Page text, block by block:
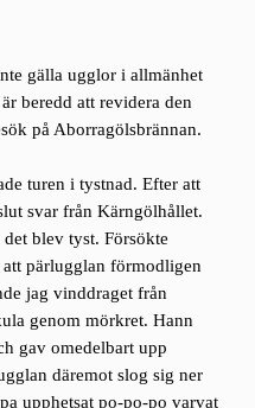
gälla ugglor i allmänhet
beredd att revidera den
på Aborragölsbrännan.
turen i tystnad. Efter att
svar från Kärngölhållet.
blev tyst. Försökte
pärlugglan förmodligen
jag vinddraget från
genom mörkret. Hann
gav omedelbart upp
däremot slog sig ner
upphetsat po-po-po varvat